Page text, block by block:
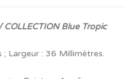
Blue Tropic
Largeur : 36 Millimètres.